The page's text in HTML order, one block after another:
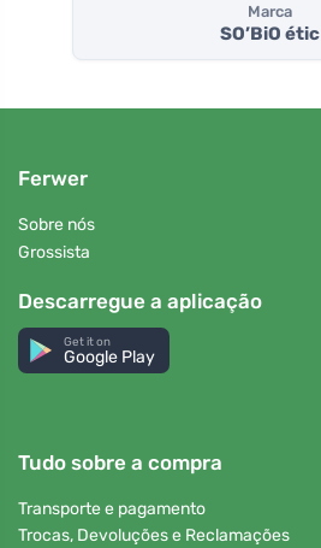
Marca
SO’BiO étic
Ferwer
Sobre nós
Grossista
Descarregue a aplicação
Get it on
Google Play
Tudo sobre a compra
Transporte e pagamento
Trocas, Devoluções e Reclamações